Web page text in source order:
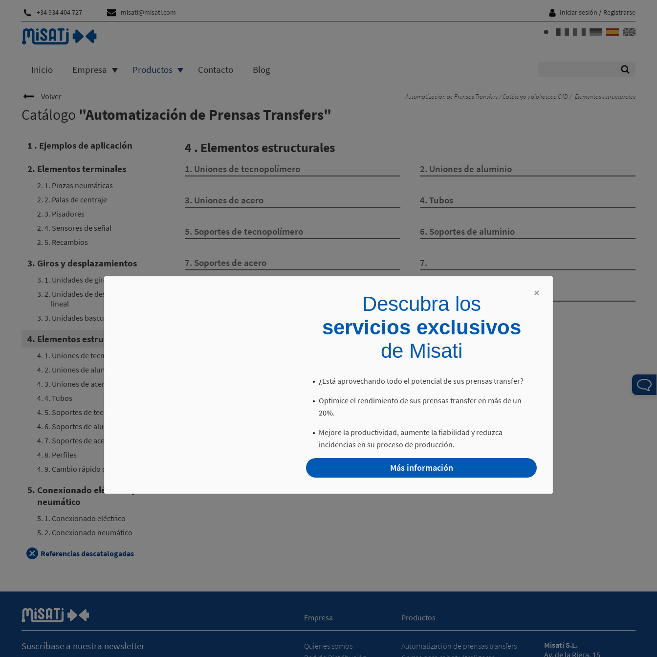
×
Descubra los
servicios exclusivos
de Misati
¿Está aprovechando todo el potencial de sus prensas transfer?
Optimice el rendimiento de sus prensas transfer en más de un
20%.
Mejore la productividad, aumente la fiabilidad y reduzca
incidencias en su proceso de producción.
Más información
+34 934 404 727 misati@misati.com Iniciar sesión / Registrarse
Inicio Empresa Productos Contacto Blog
Volver Automatización de Prensas Transfers Catálogo y biblioteca CAD Elementos estructurales
Catálogo "Automatización de Prensas Transfers"
1 . Ejemplos de aplicación
2. Elementos terminales
2. 1. Pinzas neumáticas
2. 2. Palas de centraje
2. 3. Pisadores
2. 4. Sensores de señal
2. 5. Recambios
3. Giros y desplazamientos
3. 1. Unidades de giro
3. 2. Unidades de desplazamiento
lineal
3. 3. Unidades basculantes
4. Elementos estructurales
4. 1. Uniones de tecnopolímero
4. 2. Uniones de aluminio
4. 3. Uniones de acero
4. 4. Tubos
4. 5. Soportes de tecnopolímero
4. 6. Soportes de aluminio
4. 7. Soportes de acero
4. 8. Perfiles
4. 9. Cambio rápido de perfiles
5. Conexionado eléctrico y
neumático
5. 1. Conexionado eléctrico
5. 2. Conexionado neumático
Referencias descatalogadas
4 . Elementos estructurales
1. Uniones de tecnopolímero 2. Uniones de aluminio
3. Uniones de acero 4. Tubos
5. Soportes de tecnopolímero 6. Soportes de aluminio
7. Soportes de acero 7.
9. Cambio rápido de perfiles
Empresa Productos
Suscríbase a nuestra newsletter
Quienes somos
Automatización de prensas transfers
Misati S.L.
Av. de la Riera, 15